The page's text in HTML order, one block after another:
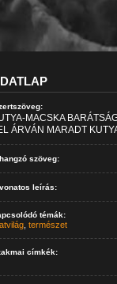
MACSKA
ÁRVÁN MARADT
szöveg:
leírás:
témák:
, természet
címkék: